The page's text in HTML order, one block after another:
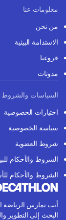
معلومات عنا
من نحن
الاستدامة البيئية
فروعنا
مدونات
السياسات والشروط
اختيارات الخصوصية
سياسة الخصوصية
شروط العضوية
الشروط والأحكام
الشروط والأحكام
أنت تمارس الرياضة
البحث إلى التطوير